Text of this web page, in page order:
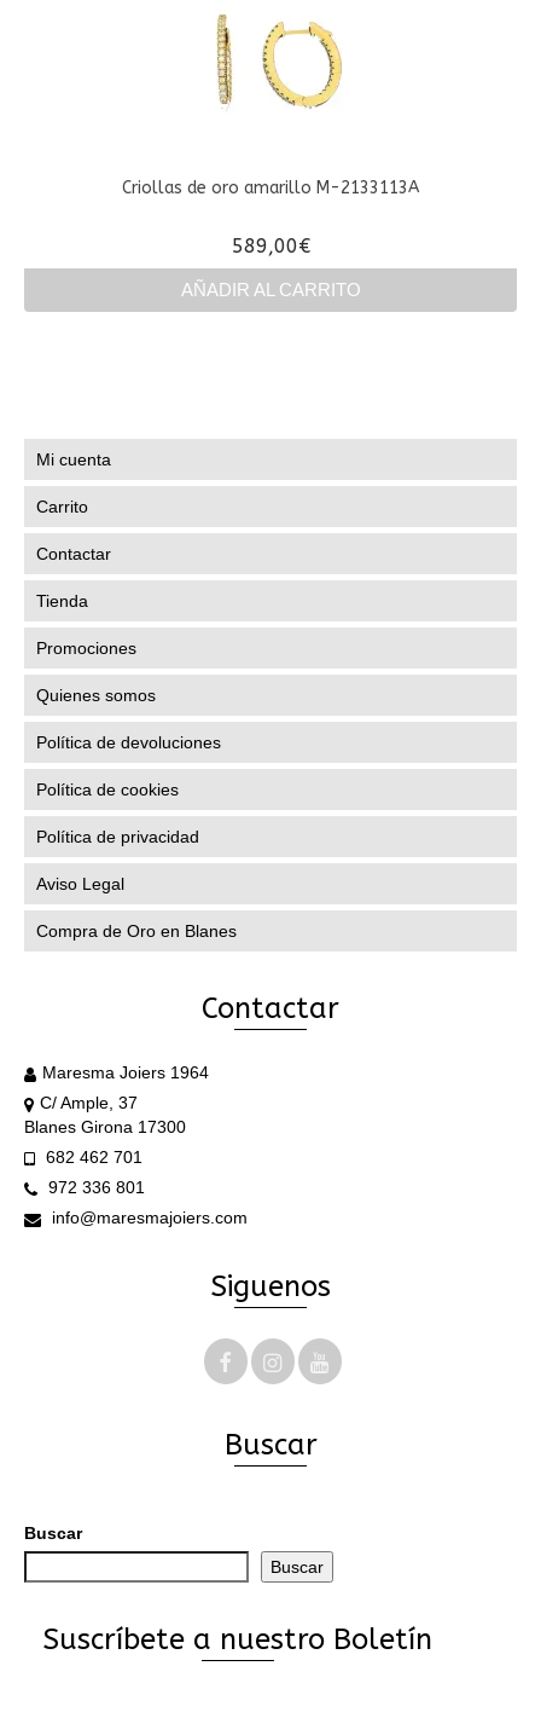
Criollas de oro amarillo M-2133113A
589,00€
AÑADIR AL CARRITO
Mi cuenta
Carrito
Contactar
Tienda
Promociones
Quienes somos
Política de devoluciones
Política de cookies
Política de privacidad
Aviso Legal
Compra de Oro en Blanes
Contactar
Maresma Joiers 1964
C/ Ample, 37
Blanes Girona 17300
682 462 701
972 336 801
info@maresmajoiers.com
Siguenos
Buscar
Buscar
Buscar
Suscríbete a nuestro Boletín